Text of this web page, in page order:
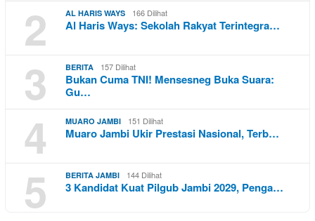
2 AL HARIS WAYS 166 Dilihat
Al Haris Ways: Sekolah Rakyat Terintegra…
3 BERITA 157 Dilihat
Bukan Cuma TNI! Mensesneg Buka Suara:
Gu…
4 MUARO JAMBI 151 Dilihat
Muaro Jambi Ukir Prestasi Nasional, Terb…
5 BERITA JAMBI 144 Dilihat
3 Kandidat Kuat Pilgub Jambi 2029, Penga…